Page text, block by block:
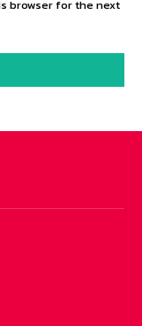
browser for the next